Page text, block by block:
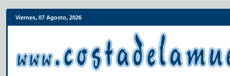
Viernes, 07 Agosto, 2026